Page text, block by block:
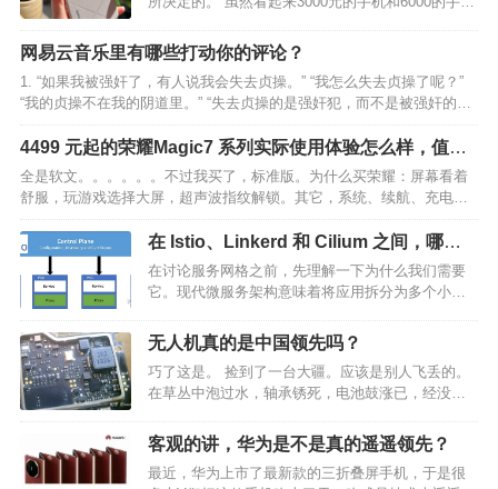
多大家容易忽略的地方，决定了两者价格的不同：
例如手机的外观，塑料的机身，与素皮机身和玻璃
机身就完…
网易云音乐里有哪些打动你的评论？
1. “如果我被强奸了，有人说我会失去贞操。” “我怎么失去贞操了呢？”
“我的贞操不在我的阴道里。” “失去贞操的是强奸犯，而不是被强奸的
人。” 2. 但要记得那年海边的烟火，我们不拘一格 ，嘲笑过生活。
………网易云热评《这样就很好》…
4499 元起的荣耀Magic7 系列实际使用体验怎么样，值得
入手吗？
全是软文。。。。。。不过我买了，标准版。为什么买荣耀：屏幕看着
舒服，玩游戏选择大屏，超声波指纹解锁。其它，系统、续航、充电、
拍照，不是最强，但均衡下来短板都不是很短。其它米OV，IQ、一加，
都看了，预算有限，米OV的小屏不感兴趣，OPPO硬…
在 Istio、Linkerd 和 Cilium 之间，哪种
服务网格在性能上表现最佳？
在讨论服务网格之前，先理解一下为什么我们需要
它。现代微服务架构意味着将应用拆分为多个小
扩展。然而，服务之间的通信和管理成了巨大的挑
战，例如如何保证安全的通信、负载均衡、监控与
可观测性等。服务网格…
无人机真的是中国领先吗？
巧了这是。 捡到了一台大疆。应该是别人飞丢的。
在草丛中泡过水，轴承锈死，电池鼓涨已，经没有
剖，研究一番。那么，我们看看它的国产化率能有
多少吧。图片说话： 解释一下吧。…
客观的讲，华为是不是真的遥遥领先？
最近，华为上市了最新款的三折叠屏手机，于是很